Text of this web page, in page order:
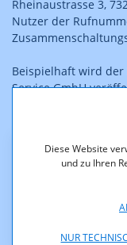
Diese Website
und zu Ihren
NUR
Rheinaustrasse 3,
Nutzer der
Beispielhaft wird der
Service GmbH
Downloads